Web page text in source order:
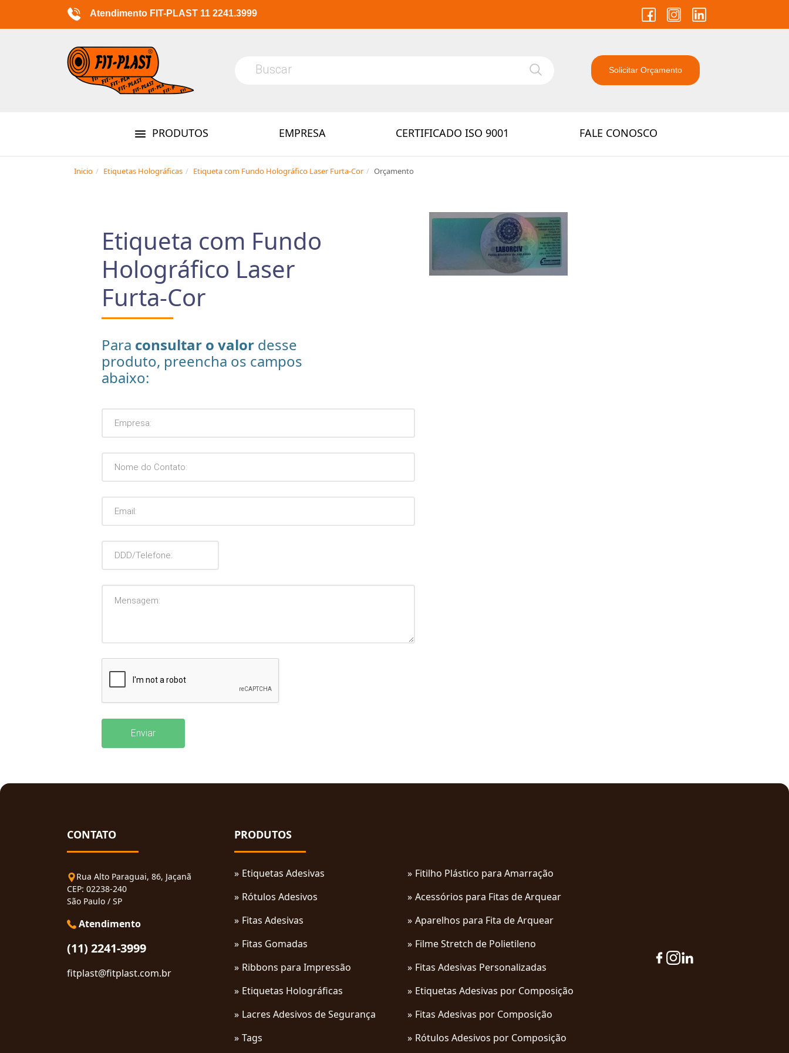
Atendimento FIT-PLAST 11 2241.3999
Solicitar Orçamento
PRODUTOS EMPRESA CERTIFICADO ISO 9001 FALE CONOSCO
Inicio Etiquetas Holográficas Etiqueta com Fundo Holográfico Laser Furta-Cor Orçamento
Etiqueta com Fundo
Holográfico Laser
Furta-Cor
Para consultar o valordesse
produto, preencha os campos
abaixo:
Enviar
CONTATO
Rua Alto Paraguai, 86, Jaçanã
CEP: 02238-240
São Paulo / SP
Atendimento
(11) 2241-3999
fitplast@fitplast.com.br
PRODUTOS
Etiquetas Adesivas
Rótulos Adesivos
Fitas Adesivas
Fitas Gomadas
Ribbons para Impressão
Etiquetas Holográficas
Lacres Adesivos de Segurança
Tags
Fitilho Plástico para Amarração
Acessórios para Fitas de Arquear
Aparelhos para Fita de Arquear
Filme Stretch de Polietileno
Fitas Adesivas Personalizadas
Etiquetas Adesivas por Composição
Fitas Adesivas por Composição
Rótulos Adesivos por Composição